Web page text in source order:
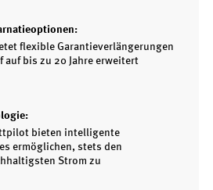
flexible Garantieverlängerungen
auf bis zu 20 Jahre erweitert
bieten intelligente
ermöglichen, stets den
Strom zu